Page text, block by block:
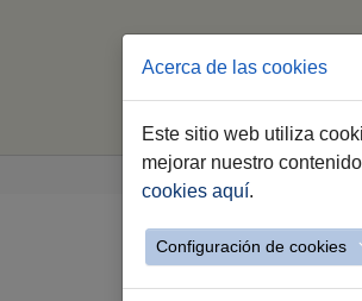
Jerez.es Webs
Down Jerez
Acerca de las cookies
Este sitio web utiliza
mejorar nuestro
cookies aquí.
Configuración de cookies